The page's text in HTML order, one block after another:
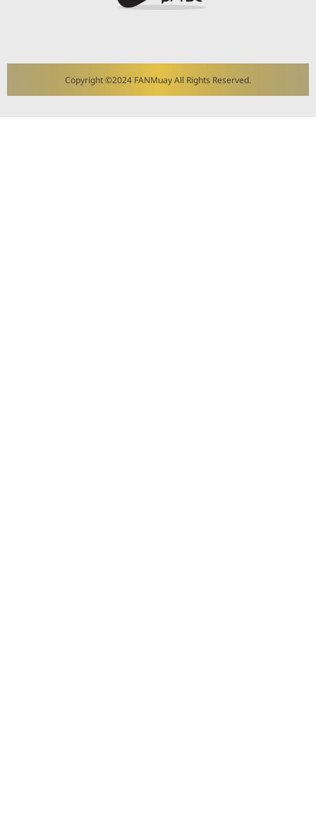
Copyright ©2024 FANMuay All Rights Reserved.